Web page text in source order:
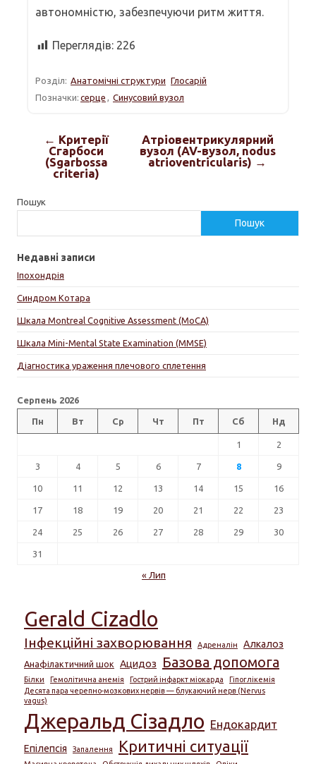
автономністю, забезпечуючи ритм життя.
Переглядів: 226
Розділ: Анатомічні структури Глосарій
Позначки: серце , Синусовий вузол
← Критерії
Сгарбоси
(Sgarbossa
criteria)
Атріовентрикулярний
вузол (AV-вузол, nodus
atrioventricularis) →
Пошук
Пошук
Недавні записи
Іпохондрія
Синдром Котара
Шкала Montreal Cognitive Assessment (MoCA)
Шкала Mini-Mental State Examination (MMSE)
Діагностика ураження плечового сплетення
Серпень 2026
Пн Вт Ср Чт Пт Сб Нд
1 2
3 4 5 6 7 8 9
10 11 12 13 14 15 16
17 18 19 20 21 22 23
24 25 26 27 28 29 30
31
« Лип
Gerald Cizadlo
Інфекційні захворювання Адреналін Алкалоз
Анафілактичний шок Ацидоз Базова допомога
Білки Гемолітична анемія Гострий інфаркт міокарда
Гіпоглікемія
Десята пара черепно-мозкових нервів — блукаючий нерв (Nervus
vagus)
Джеральд Сізадло Ендокардит
Епілепсія Запалення Критичні ситуації